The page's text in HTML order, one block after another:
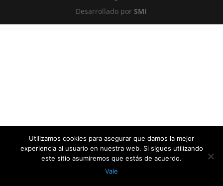
Desarrollado porSMI
Utilizamos cookies para asegurar que damos la mejor
experiencia al usuario en nuestra web. Si sigues utilizando
este sitio asumiremos que estás de acuerdo.
Vale